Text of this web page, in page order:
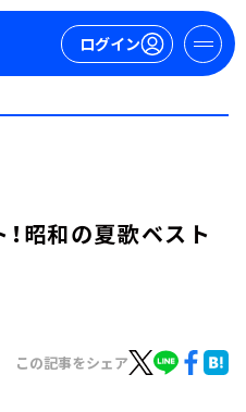
ログイン
昭和の夏歌ベスト
この記事をシェア